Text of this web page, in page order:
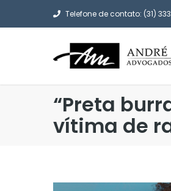
Telefone de contato: (31)
“Preta
vítima de